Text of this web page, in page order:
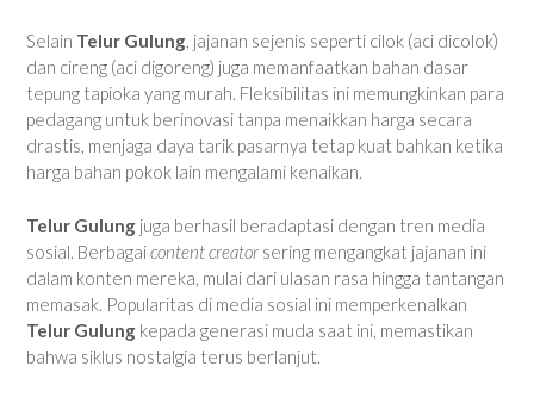
Selain Telur Gulung, jajanan sejenis seperti cilok (aci dicolok)
dan cireng (aci digoreng) juga memanfaatkan bahan dasar
tepung tapioka yang murah. Fleksibilitas ini memungkinkan para
pedagang untuk berinovasi tanpa menaikkan harga secara
drastis, menjaga daya tarik pasarnya tetap kuat bahkan ketika
harga bahan pokok lain mengalami kenaikan.
Telur Gulung juga berhasil beradaptasi dengan tren media
sosial. Berbagaicontent creator sering mengangkat jajanan ini
dalam konten mereka, mulai dari ulasan rasa hingga tantangan
memasak. Popularitas di media sosial ini memperkenalkan
Telur Gulung kepada generasi muda saat ini, memastikan
bahwa siklus nostalgia terus berlanjut.